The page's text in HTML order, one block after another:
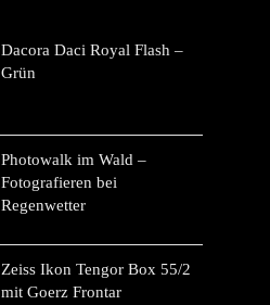
Dacora Daci Royal Flash –
Grün
Photowalk im Wald –
Fotografieren bei
Regenwetter
Zeiss Ikon Tengor Box 55/2
mit Goerz Frontar